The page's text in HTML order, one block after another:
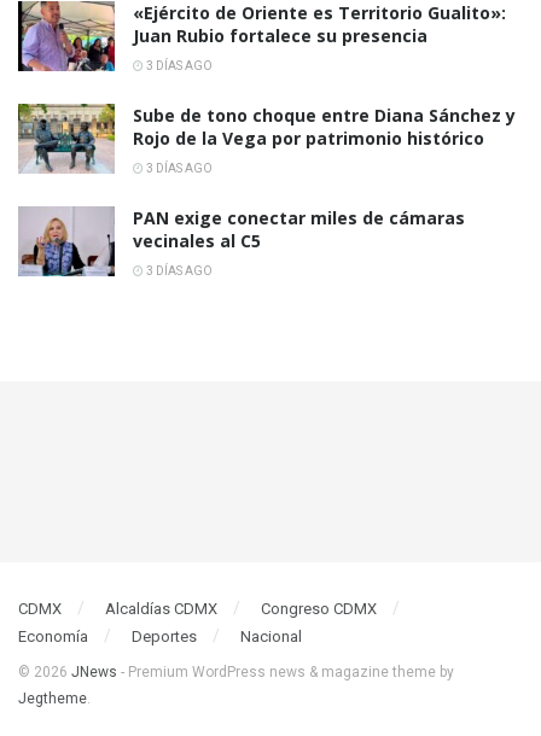
«Ejército de Oriente es Territorio Gualito»:
Juan Rubio fortalece su presencia
3 DÍAS AGO
Sube de tono choque entre Diana Sánchez y
Rojo de la Vega por patrimonio histórico
3 DÍAS AGO
PAN exige conectar miles de cámaras
vecinales al C5
3 DÍAS AGO
CDMX Alcaldías CDMX
Congreso CDMX
Economía
Deportes Nacional
© 2026 JNews - Premium WordPress news & magazine theme by
Jegtheme.